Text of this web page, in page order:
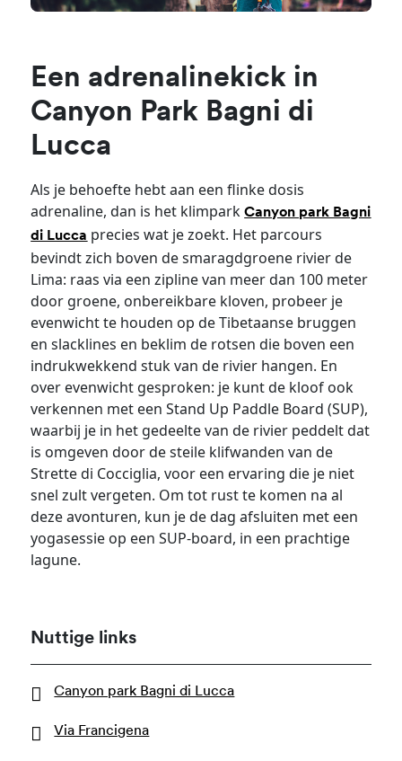
Een adrenalinekick in
Canyon Park Bagni di
Lucca
Als je behoefte hebt aan een flinke dosis
adrenaline, dan is het klimparkCanyon park Bagni
di Lucca precies wat je zoekt. Het parcours
bevindt zich boven de smaragdgroene rivier de
Lima: raas via een zipline van meer dan 100 meter
door groene, onbereikbare kloven, probeer je
evenwicht te houden op de Tibetaanse bruggen
en slacklines en beklim de rotsen die boven een
indrukwekkend stuk van de rivier hangen. En
over evenwicht gesproken: je kunt de kloof ook
verkennen met een Stand Up Paddle Board (SUP),
waarbij je in het gedeelte van de rivier peddelt dat
is omgeven door de steile klifwanden van de
Strette di Cocciglia, voor een ervaring die je niet
snel zult vergeten. Om tot rust te komen na al
deze avonturen, kun je de dag afsluiten met een
yogasessie op een SUP-board, in een prachtige
lagune.
Nuttige links
Canyon park Bagni di Lucca
Via Francigena